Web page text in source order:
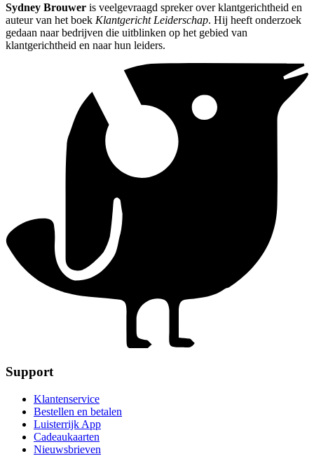
Sydney Brouwer is veelgevraagd spreker over klantgerichtheid en
auteur van het boek Klantgericht Leiderschap. Hij heeft onderzoek
gedaan naar bedrijven die uitblinken op het gebied van
klantgerichtheid en naar hun leiders.
Support
Klantenservice
Bestellen en betalen
Luisterrijk App
Cadeaukaarten
Nieuwsbrieven